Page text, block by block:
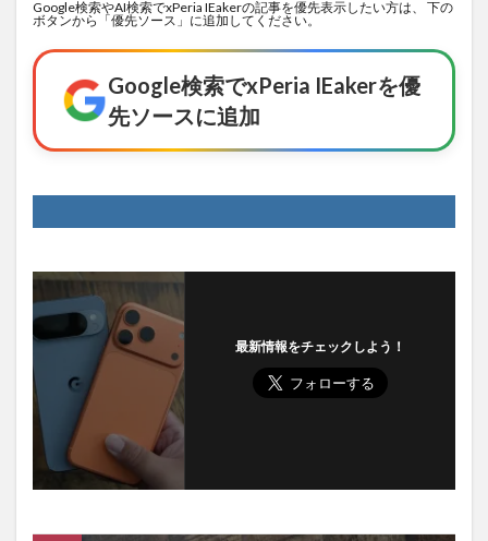
Google検索やAI検索でxPeria IEakerの記事を優先表示したい方は、 下の
ボタンから「優先ソース」に追加してください。
Google検索でxPeria IEakerを優
先ソースに追加
最新情報をチェックしよう！